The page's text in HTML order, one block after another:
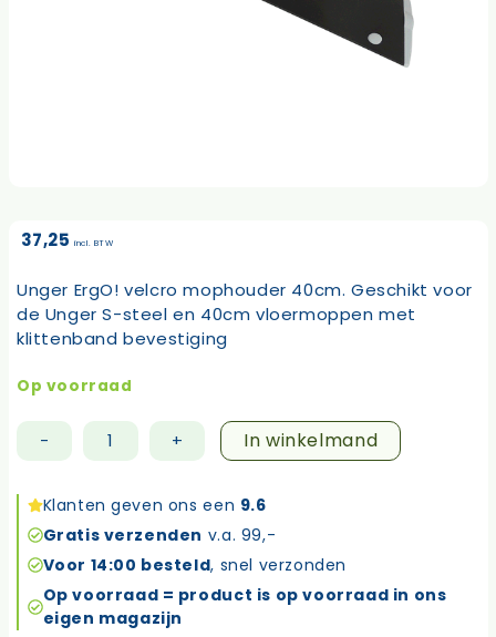
37,25 incl. BTW
Unger ErgO! velcro mophouder 40cm. Geschikt voor
de Unger S-steel en 40cm vloermoppen met
klittenband bevestiging
Op voorraad
-
Unger
clean
velcro
mophouder
40cm
favmh
+ In winkelmand
Klanten geven ons een 9.6
Gratis verzenden v.a. 99,-
Voor 14:00 besteld, snel verzonden
Op voorraad = product is op voorraad in ons
eigen magazijn